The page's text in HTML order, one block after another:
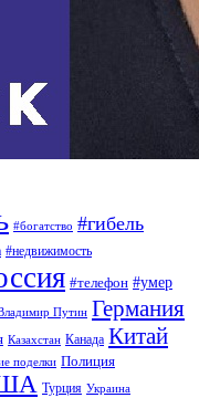
#богатство #гибель
#недвижимость
#телефон #умер
Путин Германия
Казахстан Канада Китай
поделки Полиция
Турция Украина